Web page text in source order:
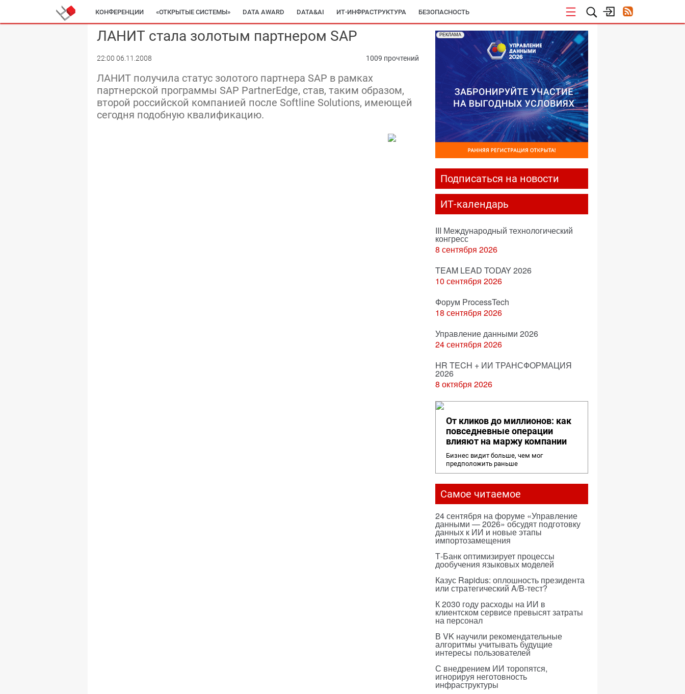
КОНФЕРЕНЦИИ «ОТКРЫТЫЕ СИСТЕМЫ» DATA AWARD DATA&AI ИТ-ИНФРАСТРУКТУРА БЕЗОПАСНОСТЬ
ЛАНИТ стала золотым партнером SAP
22:00 06.11.2008 1009 прочтений
ЛАНИТ получила статус золотого партнера SAP в рамках
партнерской программы SAP PartnerEdge, став, таким образом,
второй российской компанией после Softline Solutions, имеющей
сегодня подобную квалификацию.
РЕКЛАМА
Подписаться на новости
ИТ-календарь
III Международный технологический
конгресс
8 сентября 2026
TEAM LEAD TODAY 2026
10 сентября 2026
Форум ProcessTech
18 сентября 2026
Управление данными 2026
24 сентября 2026
HR TECH + ИИ ТРАНСФОРМАЦИЯ
2026
8 октября 2026
От кликов до миллионов: как
повседневные операции
влияют на маржу компании
Бизнес видит больше, чем мог
предположить раньше
Самое читаемое
24 сентября на форуме «Управление
данными — 2026» обсудят подготовку
данных к ИИ и новые этапы
импортозамещения
Т-Банк оптимизирует процессы
дообучения языковых моделей
Казус Rapidus: оплошность президента
или стратегический A/B-тест?
К 2030 году расходы на ИИ в
клиентском сервисе превысят затраты
на персонал
В VK научили рекомендательные
алгоритмы учитывать будущие
интересы пользователей
С внедрением ИИ торопятся,
игнорируя неготовность
инфраструктуры